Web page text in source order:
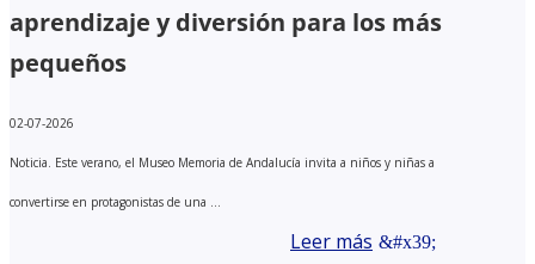
aprendizaje y diversión para los más
pequeños
02-07-2026
Noticia. Este verano, el Museo Memoria de Andalucía invita a niños y niñas a
convertirse en protagonistas de una ...
Leer más